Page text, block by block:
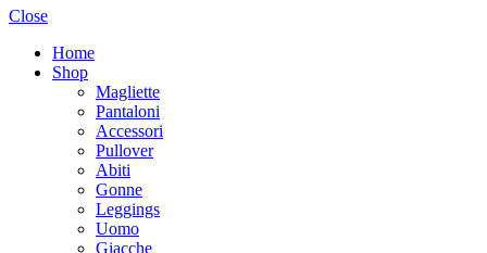
Close
Home
Shop
Magliette
Pantaloni
Accessori
Pullover
Abiti
Gonne
Leggings
Uomo
Giacche